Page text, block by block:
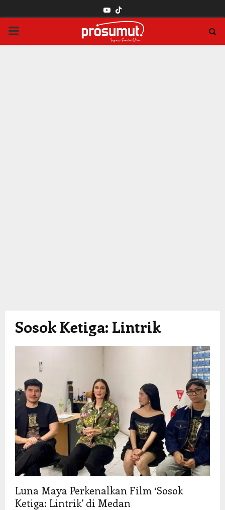
YOUTUBE
PRIMARY
Sosok Ketiga: Lintrik
Luna Maya Perkenalkan Film ‘Sosok
Ketiga: Lintrik’ di Medan